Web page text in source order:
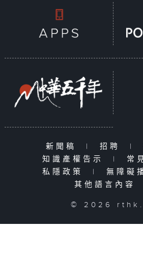
新聞稿 | 招聘 |
知識產權告示
| 常
私隱政策
| 無障礙
其他語言內容
© 2026